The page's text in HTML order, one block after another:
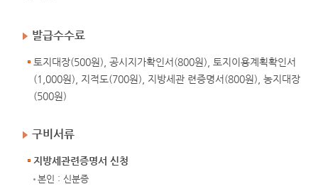
발급수수료
토지대장(500원), 공시지가확인서(800원), 토지이용계획확인서
(1,000원), 지적도(700원), 지방세관 련증명서(800원), 농지대장
(500원)
구비서류
지방세관련증명서 신청
본인 : 신분증